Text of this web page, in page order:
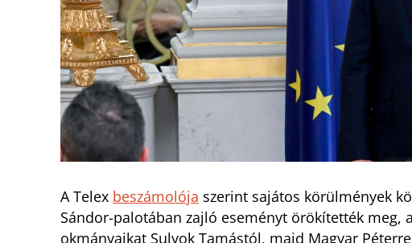
A Telex beszámolója szerint sajátos körülmények
Sándor-palotában zajló eseményt örökítették meg,
okmányaikat Sulyok Tamástól, majd Magyar